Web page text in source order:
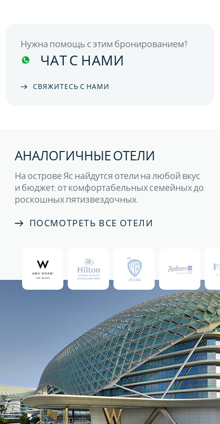
Нужна помощь с этим бронированием?
ЧАТ С НАМИ
СВЯЖИТЕСЬ С НАМИ
АНАЛОГИЧНЫЕ ОТЕЛИ
На острове Яс найдутся отели на любой вкус
и бюджет: от комфортабельных семейных до
роскошных пятизвездочных.
ПОСМОТРЕТЬ ВСЕ ОТЕЛИ